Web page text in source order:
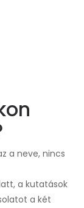
a neve, nincs
a kutatások
a két